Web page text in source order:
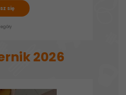
się
2026